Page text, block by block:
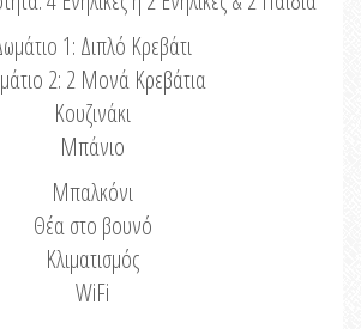
1: Διπλό Κρεβάτι
2: 2 Μονά Κρεβάτια
Κουζινάκι
Μπάνιο
Μπαλκόνι
Θέα στο βουνό
Κλιματισμός
WiFi